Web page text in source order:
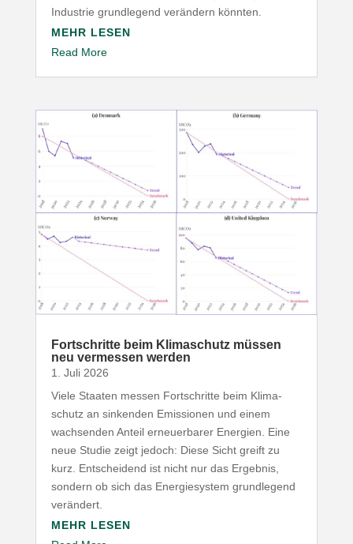
Industrie grund­legend verändern könnten.
MEHR LESEN
Read More
Fort­schritte beim Klima­schutz müssen
neu vermessen werden
1. Juli 2026
Viele Staaten messen Fort­schritte beim Klima­
schutz an sinkenden Emis­sionen und einem
wach­senden Anteil erneu­er­barer Energien. Eine
neue Studie zeigt jedoch: Diese Sicht greift zu
kurz. Entscheidend ist nicht nur das Ergebnis,
sondern ob sich das Ener­gie­system grund­legend
verändert.
MEHR LESEN